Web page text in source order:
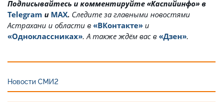
Подписывайтесь и комментируйте «Каспийинфо» в
Telegram и MAX. Cледите за главными новостями
Астрахани и области в «ВКонтакте» и
«Одноклассниках». А также ждём вас в «Дзен».
Новости СМИ2